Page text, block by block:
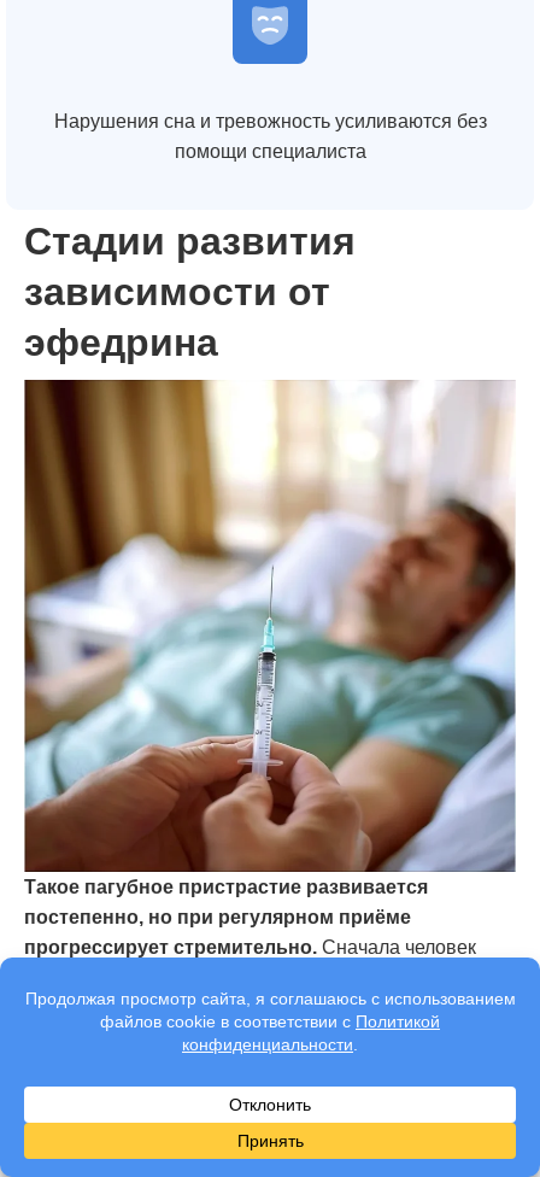
Нарушения сна и тревожность усиливаются без
помощи специалиста
Стадии развития
зависимости от
эфедрина
Такое пагубное пристрастие развивается
постепенно, но при регулярном приёме
прогрессирует стремительно. Сначала человек
формируется устойчивый сценарий: приём — подъём
— откат — повторный приём. Чем дольше
нервная система и тем тяжелее становится отказ.